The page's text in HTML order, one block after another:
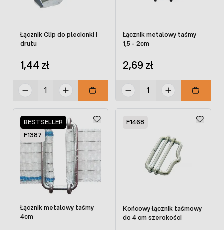
Łącznik Clip do plecionki i
drutu
1,44 zł
Łącznik metalowy taśmy
1,5 - 2cm
2,69 zł
BESTSELLER
F1387
Łącznik metalowy taśmy
4cm
F1468
Końcowy łącznik taśmowy
do 4 cm szerokości